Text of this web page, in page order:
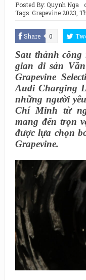
Posted By:Quynh Nga
Tags:Grapevine 2023
Share 0
Sau thành
gian di sản
Grapevine
Audi Charging
những người
Chí Minh từ
mang đến trọn
được lựa chọn
Grapevine.